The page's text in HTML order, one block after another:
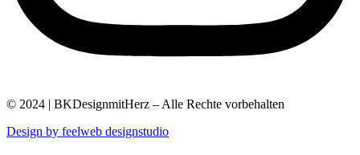
© 2024 | BKDesignmitHerz – Alle Rechte vorbehalten
Design by feelweb designstudio